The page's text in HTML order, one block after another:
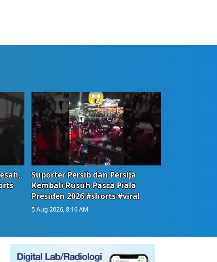
Suporter Persib dan Persija
Kembali Rusuh Pasca Piala
Presiden 2026 #shorts #viral
5 Aug 2026, 8:16 AM